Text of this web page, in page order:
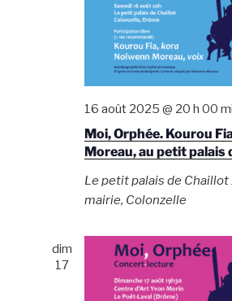
Moi, Orphée. Kourou
Moreau, au petit palais
16 août 2025 @ 20 h 00
Le petit palais de Chaillot
mairie, Colonzelle
dim
17